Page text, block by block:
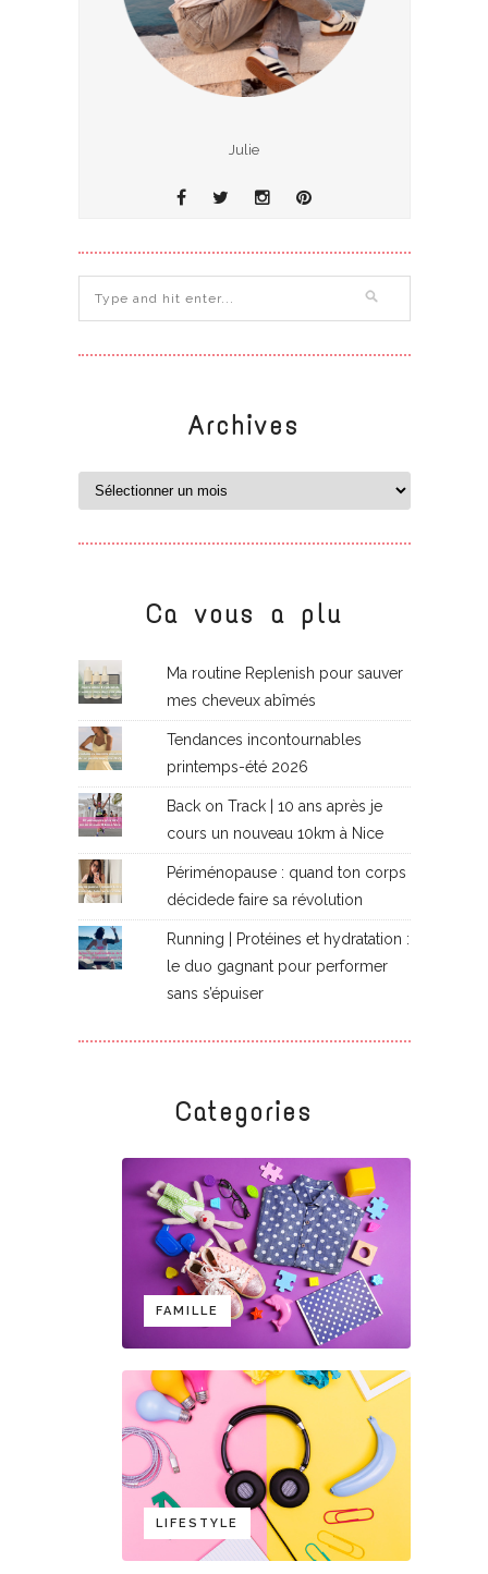
Julie
Archives
Ca vous a plu
Ma routine Replenish pour sauver
mes cheveux abîmés
Tendances incontournables
printemps-été 2026
Back on Track | 10 ans après je
cours un nouveau 10km à Nice
Périménopause : quand ton corps
décidede faire sa révolution
Running | Protéines et hydratation :
le duo gagnant pour performer
sans s’épuiser
Categories
FAMILLE
LIFESTYLE